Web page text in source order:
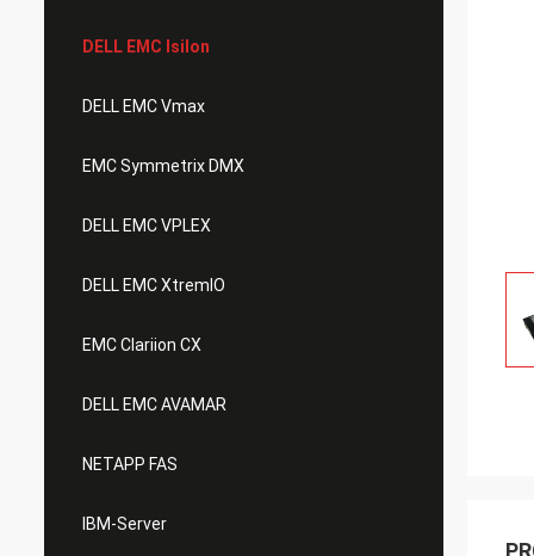
DELL EMC Isilon
DELL EMC Vmax
EMC Symmetrix DMX
DELL EMC VPLEX
DELL EMC XtremIO
EMC Clariion CX
DELL EMC AVAMAR
NETAPP FAS
IBM-Server